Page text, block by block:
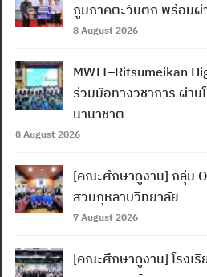
ภูมิภาคตะวันตก พร้อมผ่
8 August 2026
MWIT–Ritsumeikan
ร่วมมือทางวิชาการ ผ่าน
นานาชาติ
8 August 2026
[คณะศึกษาดูงาน] กลุ่ม
สวนกุหลาบวิทยาลัย
7 August 2026
[คณะศึกษาดูงาน] โรงเ